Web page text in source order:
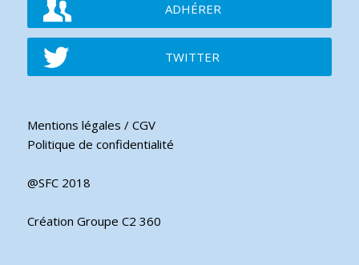
ADHÉRER
TWITTER
Mentions légales / CGV
Politique de confidentialité
@SFC 2018
Création Groupe C2 360